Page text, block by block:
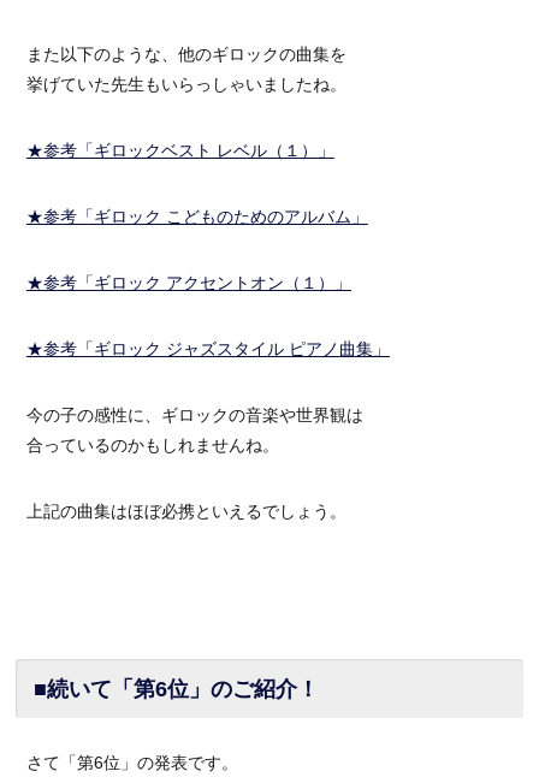
また以下のような、他のギロックの曲集を
挙げていた先生もいらっしゃいましたね。
★参考「ギロックベスト レベル（１）」
★参考「ギロック こどものためのアルバム」
★参考「ギロック アクセントオン（１）」
★参考「ギロック ジャズスタイル ピアノ曲集」
今の子の感性に、ギロックの音楽や世界観は
合っているのかもしれませんね。
上記の曲集はほぼ必携といえるでしょう。
■続いて「第6位」のご紹介！
さて「第6位」の発表です。